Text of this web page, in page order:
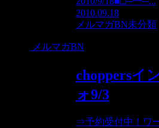
2010.09.18
メルマガBN未分類
メルマガBN
choppersイ
ォ9/3
⇒予約受付中！ワ